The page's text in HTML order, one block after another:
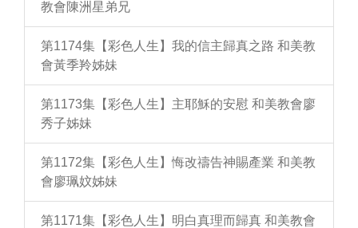
教會陳洲星弟兄
第1174集【彩色人生】我的信主歸真之路 和美教
會黃季羚姊妹
第1173集【彩色人生】主耶穌的安慰 和美教會廖
秀子姊妹
第1172集【彩色人生】悔改禱告神賜產業 和美教
會廖珮妏姊妹
第1171集【彩色人生】明白真理而歸真 和美教會